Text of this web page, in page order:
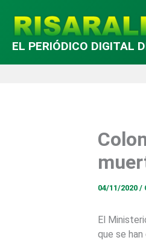
EL PERIÓDICO DIGITAL
04/11/2020 /
El
que se